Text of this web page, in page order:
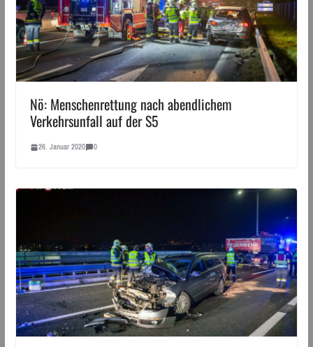
Nö: Menschenrettung nach abendlichem
Verkehrsunfall auf der S5
26. Januar 2020 0